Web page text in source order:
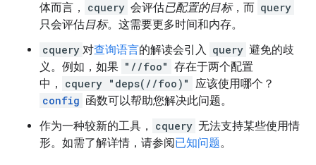
体而言，
cquery 会评估已配置的目标，而 query
只会评估目标。这需要更多时间和内存。
cquery 对查询语言的解读会引入 query 避免的歧
义。例如，如果 "//foo" 存在于两个配置
中，
cquery "deps(//foo)"
应该使用哪个？
config 函数可以帮助您解决此问题。
作为一种较新的工具，
cquery 无法支持某些使用情
形。如需了解详情，请参阅已知问题。